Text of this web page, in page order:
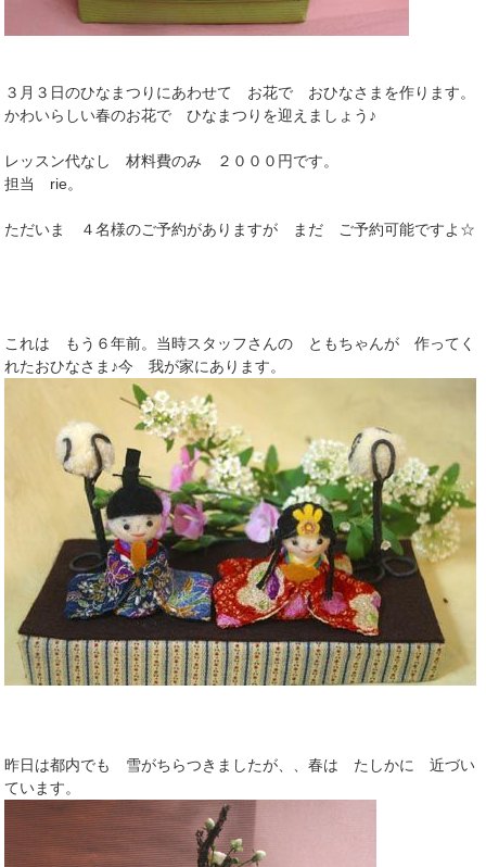
３月３日のひなまつりにあわせて お花で おひなさまを作ります。
かわいらしい春のお花で ひなまつりを迎えましょう♪
レッスン代なし 材料費のみ ２０００円です。
担当 rie。
ただいま ４名様のご予約がありますが まだ ご予約可能ですよ☆
これは もう６年前。当時スタッフさんの ともちゃんが 作ってく
れたおひなさま♪今 我が家にあります。
昨日は都内でも 雪がちらつきましたが、、春は たしかに 近づい
ています。